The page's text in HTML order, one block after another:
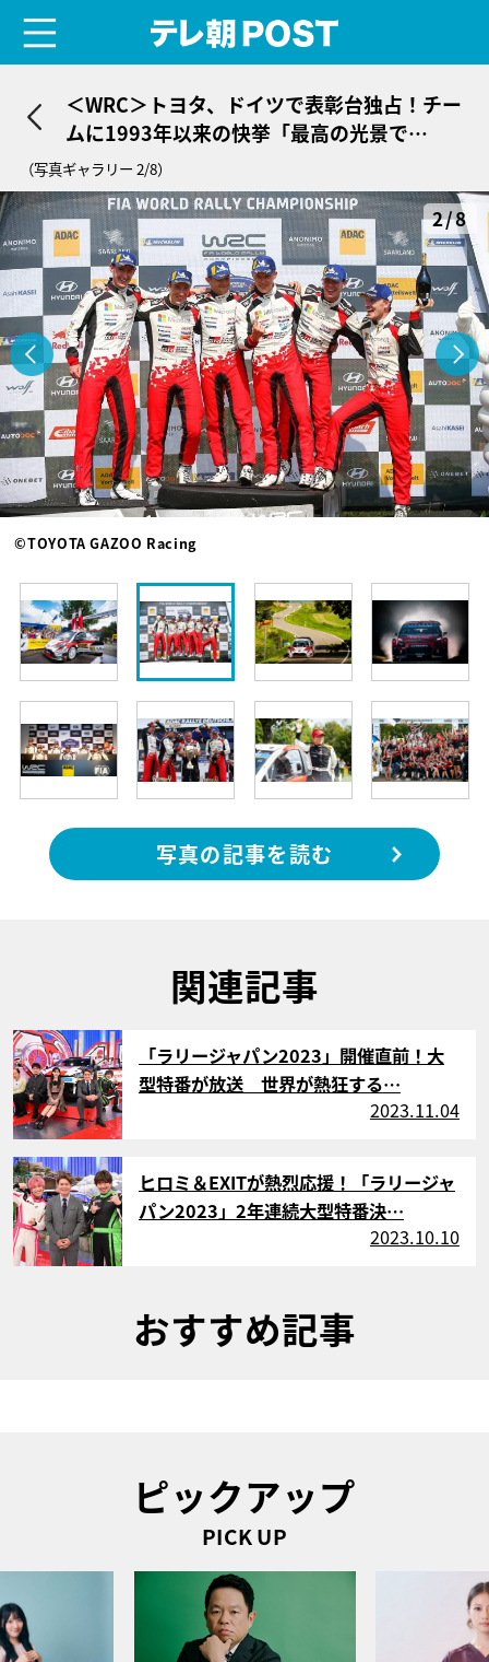
＜WRC＞トヨタ、ドイツで表彰台独占！チー
ムに1993年以来の快挙「最高の光景で
す！」
（写真ギャラリー 2/8）
2/8
©TOYOTA GAZOO Racing
写真の記事を読む
関連記事
サムネイル
「ラリージャパン2023」開催直前！大
型特番が放送 世界が熱狂する…
2023.11.04
サムネイル
ヒロミ＆EXITが熱烈応援！「ラリージャ
パン2023」2年連続大型特番決…
2023.10.10
おすすめ記事
ピックアップ
PICK UP